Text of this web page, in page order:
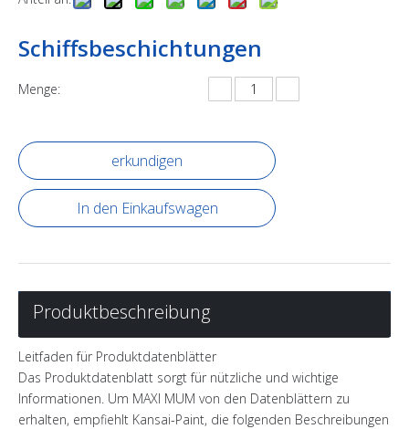
Schiffsbeschichtungen
Menge:
erkundigen
In den Einkaufswagen
Produktbeschreibung
Leitfaden für Produktdatenblätter
Das Produktdatenblatt sorgt für nützliche und wichtige
Informationen. Um MAXI MUM von den Datenblättern zu
erhalten, empfiehlt Kansai-Paint, die folgenden Beschreibungen